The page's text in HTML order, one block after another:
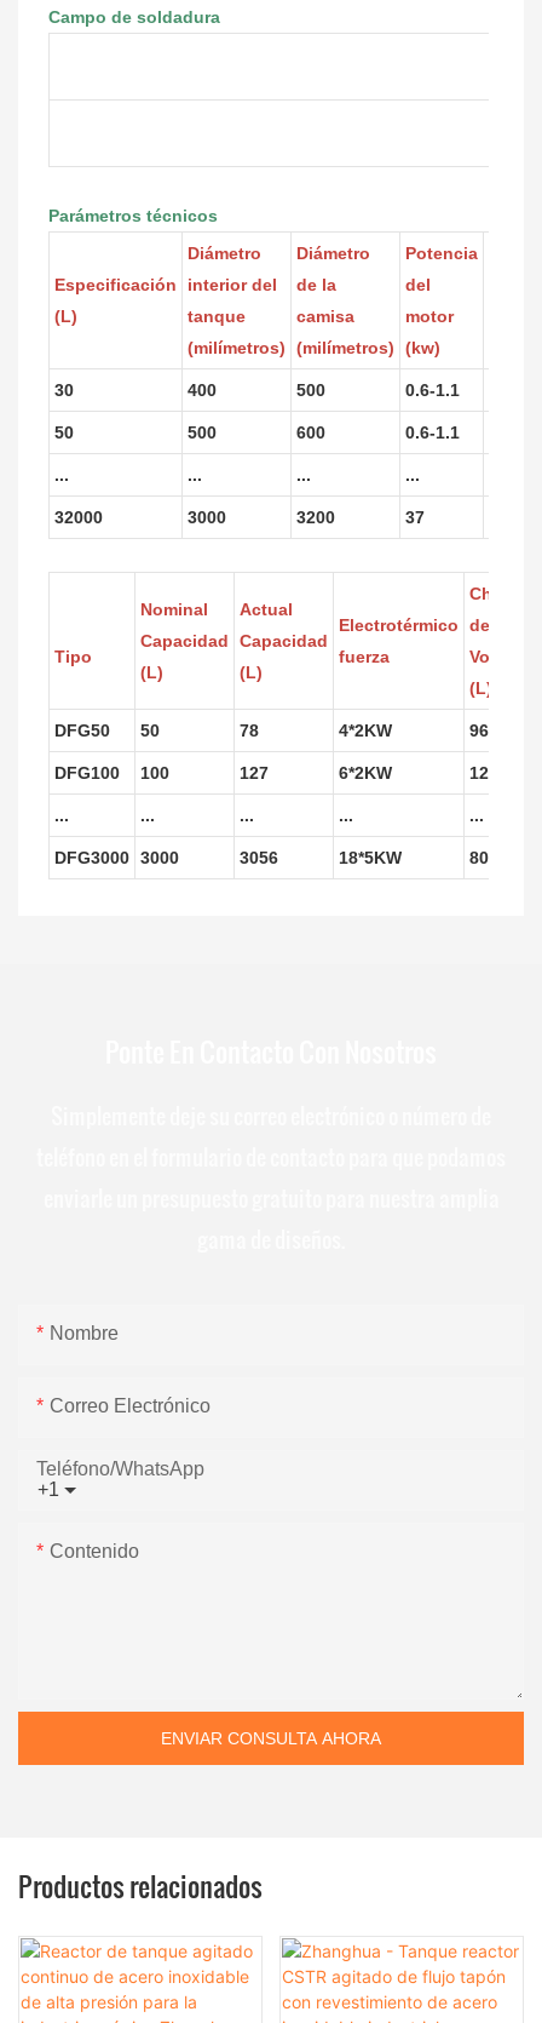
Campo de soldadura
Parámetros técnicos
Especificación
(L)
Diámetro
interior del
tanque
(milímetros)
Diámetro
de la
camisa
(milímetros)
Potencia
del
motor
(kw)
30 400 500 0.6-1.1
50 500 600 0.6-1.1
... ... ... ...
32000 3000 3200 37
Tipo
Nominal
Capacidad
(L)
Actual
Capacidad
(L)
Electrotérmico
fuerza
de
Volumen
(L)
DFG50 50 78 4*2KW 96
DFG100 100 127 6*2KW 127
... ... ... ... ...
DFG3000 3000 3056 18*5KW 800
Nombre
Correo Electrónico
+1
Teléfono/WhatsApp
Contenido
ENVIAR CONSULTA AHORA
Productos relacionados